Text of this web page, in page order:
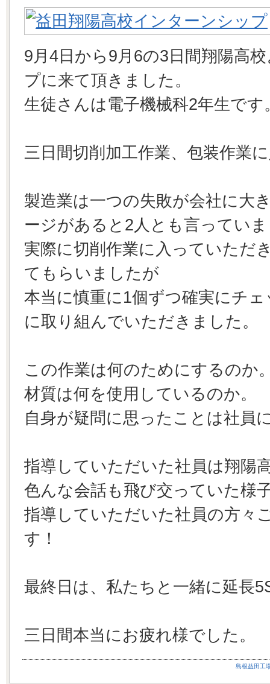
9月4日から9月6の3日間翔陽高
プに来て頂きました。
生徒さんは電子機械科2年生です
三日間切削加工作業、包装作業
製造業は一つの失敗が会社に大
ージがあると2人とも言ってい
実際に切削作業に入っていただ
てもらいましたが
本当に慎重に1個ずつ確実にチ
に取り組んでいただきました。
この作業は何のためにするのか
材質は何を使用しているのか。
自身が疑問に思ったことは社員
指導していただいた社員は翔陽
色んな会話も飛び交っていた様
指導していただいた社員の方々
す！
最終日は、私たちと一緒に延長
三日間本当にお疲れ様でした。
島根益田工